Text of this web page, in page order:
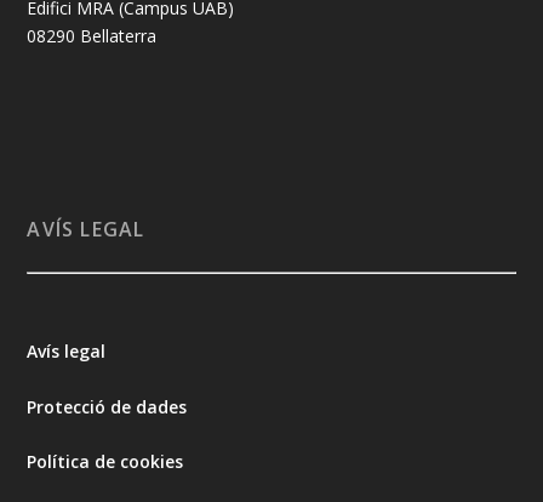
Edifici MRA (Campus UAB)
08290 Bellaterra
AVÍS LEGAL
Avís legal
Protecció de dades
Política de cookies